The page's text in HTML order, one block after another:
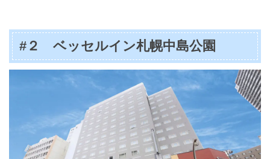
#２ ベッセルイン札幌中島公園